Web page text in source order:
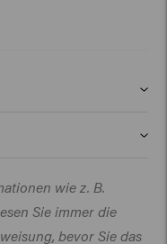
Propylene Glycol
PPG-1
(Fragrance),
Succinoyl
wie z. B.
Sie immer die
bevor Sie das